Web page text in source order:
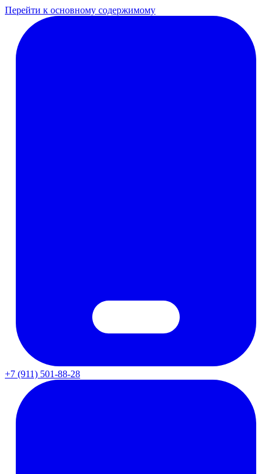
Перейти к основному содержимому
+7 (911) 501-88-28